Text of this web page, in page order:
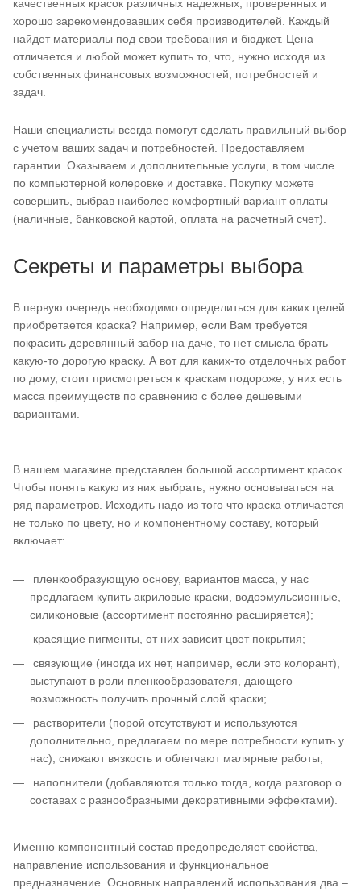
качественных красок различных надежных, проверенных и
хорошо зарекомендовавших себя производителей. Каждый
найдет материалы под свои требования и бюджет. Цена
отличается и любой может купить то, что, нужно исходя из
собственных финансовых возможностей, потребностей и
задач.
Наши специалисты всегда помогут сделать правильный выбор
с учетом ваших задач и потребностей. Предоставляем
гарантии. Оказываем и дополнительные услуги, в том числе
по компьютерной колеровке и доставке. Покупку можете
совершить, выбрав наиболее комфортный вариант оплаты
(наличные, банковской картой, оплата на расчетный счет).
Секреты и параметры выбора
В первую очередь необходимо определиться для каких целей
приобретается краска? Например, если Вам требуется
покрасить деревянный забор на даче, то нет смысла брать
какую-то дорогую краску. А вот для каких-то отделочных работ
по дому, стоит присмотреться к краскам подороже, у них есть
масса преимуществ по сравнению с более дешевыми
вариантами.
В нашем магазине представлен большой ассортимент красок.
Чтобы понять какую из них выбрать, нужно основываться на
ряд параметров. Исходить надо из того что краска отличается
не только по цвету, но и компонентному составу, который
включает:
пленкообразующую основу, вариантов масса, у нас
предлагаем купить акриловые краски, водоэмульсионные,
силиконовые (ассортимент постоянно расширяется);
красящие пигменты, от них зависит цвет покрытия;
связующие (иногда их нет, например, если это колорант),
выступают в роли пленкообразователя, дающего
возможность получить прочный слой краски;
растворители (порой отсутствуют и используются
дополнительно, предлагаем по мере потребности купить у
нас), снижают вязкость и облегчают малярные работы;
наполнители (добавляются только тогда, когда разговор о
составах с разнообразными декоративными эффектами).
Именно компонентный состав предопределяет свойства,
направление использования и функциональное
предназначение. Основных направлений использования два –